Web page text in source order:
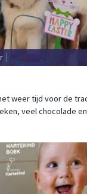
weer tijd voor de
veel chocolade